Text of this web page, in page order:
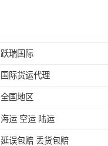
跃瑞国际
国际货运代理
全国地区
海运 空运 陆运
延误包赔 丢货包赔